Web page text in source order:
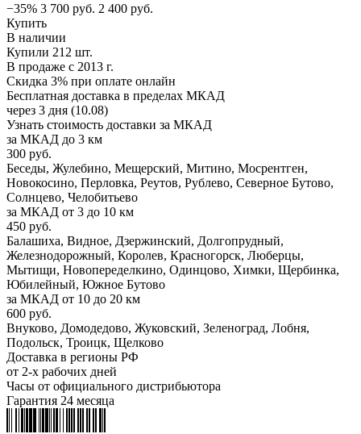
−35% 3 700 руб. 2 400 руб.
Купить
В наличии
Купили 212 шт.
В продаже с 2013 г.
Скидка 3% при оплате онлайн
Бесплатная доставка в пределах МКАД
через 3 дня (10.08)
Узнать стоимость доставки за МКАД
за МКАД до 3 км
300 руб.
Беседы, Жулебино, Мещерский, Митино, Мосрентген,
Новокосино, Перловка, Реутов, Рублево, Северное Бутово,
Солнцево, Челобитьево
за МКАД от 3 до 10 км
450 руб.
Балашиха, Видное, Дзержинский, Долгопрудный,
Железнодорожный, Королев, Красногорск, Люберцы,
Мытищи, Новопеределкино, Одинцово, Химки, Щербинка,
Юбилейный, Южное Бутово
за МКАД от 10 до 20 км
600 руб.
Внуково, Домодедово, Жуковский, Зеленоград, Лобня,
Подольск, Троицк, Щелково
Доставка в регионы РФ
от 2-х рабочих дней
Часы от официального дистрибьютора
Гарантия 24 месяца